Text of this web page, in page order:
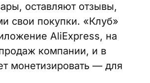
оставляют отзывы,
свои покупки. «Клуб»
AliExpress, на
компании, и в
монетизировать — для